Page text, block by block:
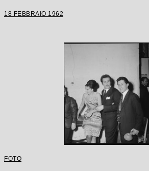
18 FEBBRAIO 1962
FOTO